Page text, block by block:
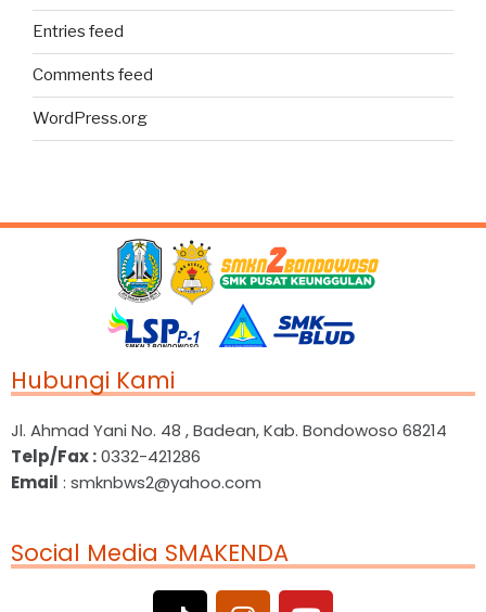
Entries feed
Comments feed
WordPress.org
Hubungi Kami
Jl. Ahmad Yani No. 48 , Badean, Kab. Bondowoso 68214
Telp/Fax :0332-421286
Email : smknbws2@yahoo.com
Social Media SMAKENDA